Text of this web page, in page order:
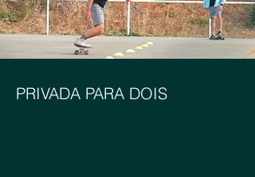
PRIVADA PARA DOIS